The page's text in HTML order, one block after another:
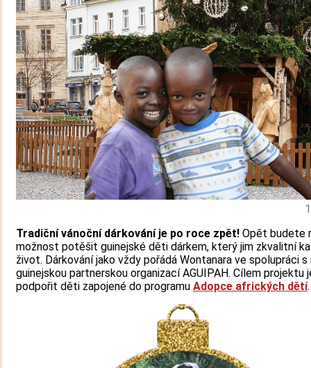
Tradiční vánoční dárkování je po roce zpět! Opět budete
možnost potěšit guinejské děti dárkem, který jim zkvalitní
život. Dárkování jako vždy pořádá Wontanara ve spolupráci s
guinejskou partnerskou organizací AGUIPAH. Cílem projektu
podpořit děti zapojené do programu Adopce afrických dětí